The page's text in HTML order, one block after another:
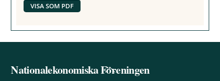
VISA SOM PDF
Back
Nationalekonomiska Föreningen